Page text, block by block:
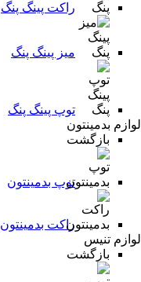
راکت پینگ پنگ
میز پینگ پنگ
توپ پینگ پنگ
لوازم بدمینتون
بازگشت
توپ بدمینتون
راکت بدمینتون
لوازم تنیس
بازگشت